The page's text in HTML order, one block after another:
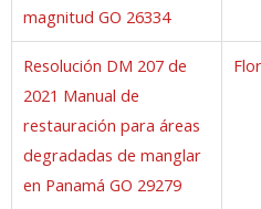
magnitud GO 26334
Resolución DM 207 de
2021 Manual de
restauración para áreas
degradadas de manglar
en Panamá GO 29279